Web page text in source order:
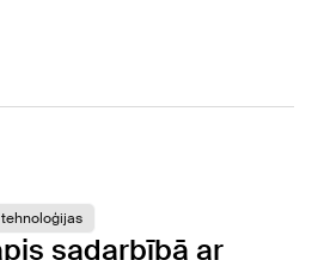
tehnoloģijas
sadarbībā ar